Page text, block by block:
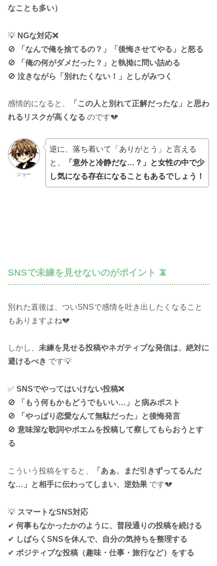
なことも多い）
💡 NGな対応❌
🚫
「なんで俺を捨てるの？」「後悔させてやる」と怒る
🚫
「俺の何がダメだった？」と執拗に問い詰める
🚫 泣きながら「別れたくない！」としがみつく
感情的になると、
「この人と別れて正解だったな」と思わ
れるリスクが高くなる のです💔
ジョー
逆に、落ち着いて「ありがとう」と言える
と、
「意外と冷静だな…？」と女性の中で少
し気になる存在になることもあるでしょう！
SNSで未練を見せないのがポイント 📵
別れた直後は、ついSNSで感情を吐き出したくなること
もありますよね💔
しかし、 未練を見せる投稿やネガティブな発信は、絶対に
避けるべき です💡
✅ SNSでやってはいけない投稿❌
🚫
「もう何もかもどうでもいい…」と病みポスト
🚫
「やっぱり恋愛なんて無駄だった」と後悔発言
🚫 意味深な歌詞やポエムを投稿して察してもらおうとす
る
こういう投稿をすると、
「あぁ、まだ引きずってるんだ
な…」と相手に伝わってしまい、逆効果 です💔
💡 スマートなSNS対応
✔ 何事もなかったかのように、普段通りの投稿を続ける
✔ しばらくSNSを休んで、自分の気持ちを整理する
✔ ポジティブな投稿（趣味・仕事・旅行など）をする